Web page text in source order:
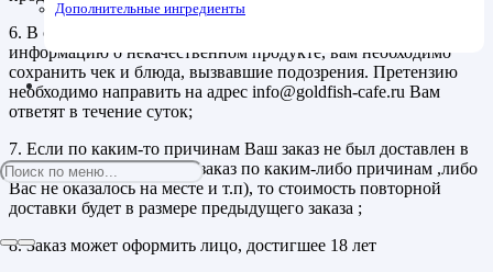
Дополнительные ингредиенты
6. В случае отсутствия возможности оперативно передать нам
информацию о некачественном продукте, вам необходимо
сохранить чек и блюда, вызвавшие подозрения. Претензию
необходимо направить на адрес info@goldfish-cafe.ru Вам
ответят в течение суток;
7. Если по каким-то причинам Ваш заказ не был доставлен в
первый раз ( не приняли заказ по каким-либо причинам ,либо
Вас не оказалось на месте и т.п), то стоимость повторной
доставки будет в размере предыдущего заказа ;
8. Заказ может оформить лицо, достигшее 18 лет